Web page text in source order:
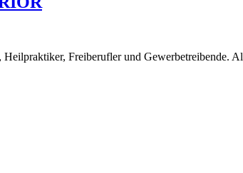
Freiberufler und Gewerbetreibende.